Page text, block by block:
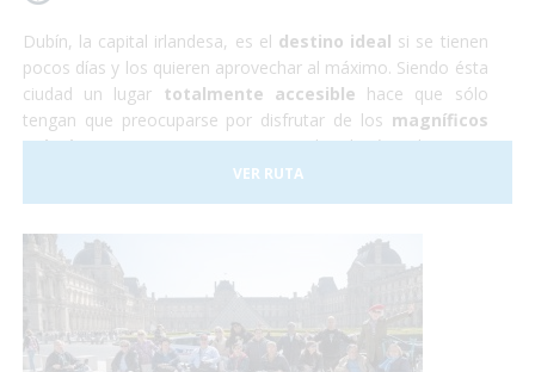
Dubín, la capital irlandesa, es el destino ideal si se tienen
pocos días y los quieren aprovechar al máximo. Siendo ésta
ciudad un lugar totalmente accesible hace que sólo
tengan que preocuparse por disfrutar de los magníficos
paisajes y monumentosque te brinda éste hermoso
país. Durante éste viaje a Irlanda tendrás la oportunidad de
conocer los imponentesAcantilados de Moher,
esconde la famosa
VER RUTA